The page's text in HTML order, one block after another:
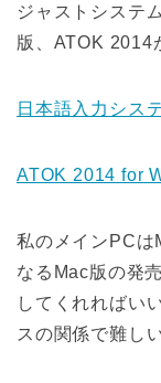
ジャストシステ
版、ATOK 2014
日本語入力シス
ATOK 2014 for
私のメインPCは
なるMac版の発
してくれればい
スの関係で難し